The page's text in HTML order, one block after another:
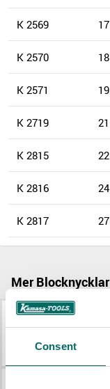
Consent
K 2569 17
K 2570 18
K 2571 19
K 2719 21
K 2815 22
K 2816 24
K 2817 27
Mer Blocknycklar
K 10000